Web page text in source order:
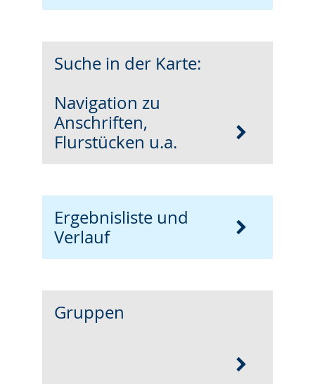
Suche in der Karte:
Navigation zu
Anschriften,
Flurstücken u.a.
Ergebnisliste und
Verlauf
Gruppen